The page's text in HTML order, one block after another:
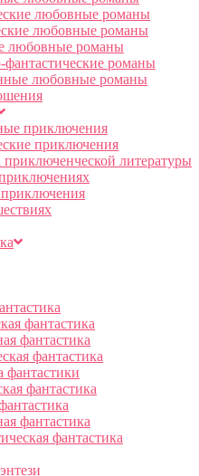
любовные романы
любовные романы
любовные романы
романы
любовные романы
приключения
приключения
приключенческой литературы
фантастика
фантастика
фантастика
фантастики
фантастика
фантастика
фантастика